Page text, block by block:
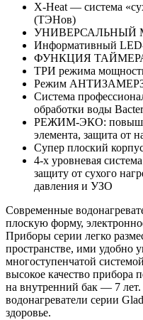
X-Heat — система
(ТЭНов)
УНИВЕРСАЛЬНЫЙ
Информативный
ФУНКЦИЯ
ТРИ режима
Режим
Система
обработки воды
РЕЖИМ-ЭКО:
элемента, защита от
Супер плоский
4-х уровневая
защиту от сухого
давления и УЗО
Современные
плоскую форму,
Приборы серии легко
пространстве, ими удобно
многоступенчатой
высокое качество прибора
на внутренний бак — 7
водонагреватели серии
здоровье.